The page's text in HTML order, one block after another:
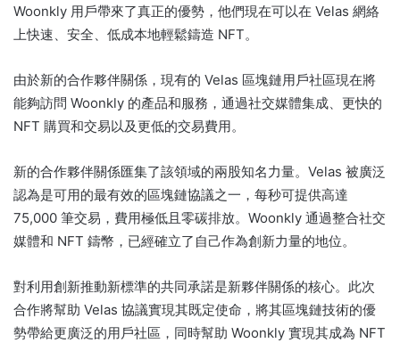
Woonkly 用戶帶來了真正的優勢，他們現在可以在 Velas 網絡
上快速、安全、低成本地輕鬆鑄造 NFT。
由於新的合作夥伴關係，現有的 Velas 區塊鏈用戶社區現在將
能夠訪問 Woonkly 的產品和服務，通過社交媒體集成、更快的
NFT 購買和交易以及更低的交易費用。
新的合作夥伴關係匯集了該領域的兩股知名力量。 Velas 被廣泛
認為是可用的最有效的區塊鏈協議之一，每秒可提供高達
75,000 筆交易，費用極低且零碳排放。 Woonkly 通過整合社交
媒體和 NFT 鑄幣，已經確立了自己作為創新力量的地位。
對利用創新推動新標準的共同承諾是新夥伴關係的核心。 此次
合作將幫助 Velas 協議實現其既定使命，將其區塊鏈技術的優
勢帶給更廣泛的用戶社區，同時幫助 Woonkly 實現其成為 NFT